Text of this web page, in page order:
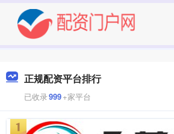
正规配资平台排行
已收录999+家平台